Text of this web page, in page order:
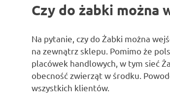
Czy do żabki można
Na pytanie, czy do Żabki można
na zewnątrz sklepu. Pomimo że
placówek handlowych, w tym sieć
obecność zwierząt w środku.
wszystkich klientów.